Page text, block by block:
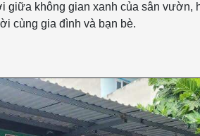
giữa không gian xanh của sân vườn,
cùng gia đình và bạn bè.